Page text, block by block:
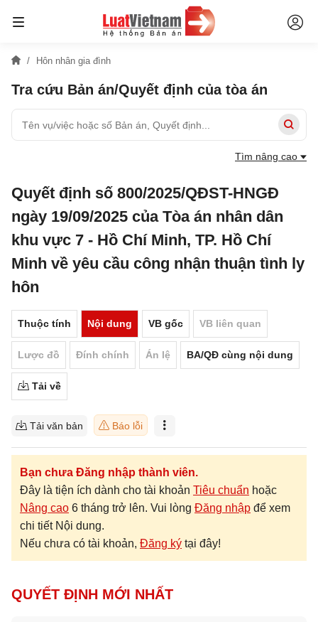
Hôn nhân gia đình
Tra cứu Bản án/Quyết định của tòa án
Tìm nâng cao
Quyết định số 800/2025/QĐST-HNGĐ
ngày 19/09/2025 của Tòa án nhân dân
khu vực 7 - Hồ Chí Minh, TP. Hồ Chí
Minh về yêu cầu công nhận thuận tình ly
hôn
Thuộc tính Nội dung VB gốc VB liên quan
Lược đồ Đính chính Án lệ BA/QĐ cùng nội dung
Tải về
Tải văn bản Báo lỗi
Bạn chưa Đăng nhập thành viên.
Đây là tiện ích dành cho tài khoản Tiêu chuẩn hoặc
Nâng cao 6 tháng trở lên. Vui lòng Đăng nhập để xem
chi tiết Nội dung.
Nếu chưa có tài khoản, Đăng ký tại đây!
QUYẾT ĐỊNH MỚI NHẤT